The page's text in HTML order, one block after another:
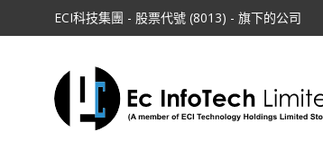
ECI科技集團 - 股票代號 (8013) - 旗下的公司